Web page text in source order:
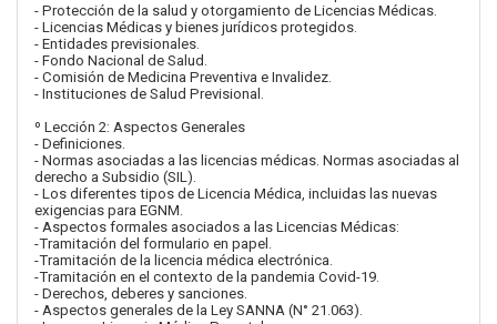
- Protección de la salud y otorgamiento de Licencias Médicas.
- Licencias Médicas y bienes jurídicos protegidos.
- Entidades previsionales.
- Fondo Nacional de Salud.
- Comisión de Medicina Preventiva e Invalidez.
- Instituciones de Salud Previsional.
º Lección 2: Aspectos Generales
- Definiciones.
- Normas asociadas a las licencias médicas. Normas asociadas al
derecho a Subsidio (SIL).
- Los diferentes tipos de Licencia Médica, incluidas las nuevas
exigencias para EGNM.
- Aspectos formales asociados a las Licencias Médicas:
-Tramitación del formulario en papel.
-Tramitación de la licencia médica electrónica.
-Tramitación en el contexto de la pandemia Covid-19.
- Derechos, deberes y sanciones.
- Aspectos generales de la Ley SANNA (N° 21.063).